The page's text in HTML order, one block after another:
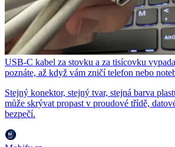
USB-C kabel za stovku a za tisícovku
poznáte, až když vám zničí telefon nebo
Stejný konektor, stejný tvar, stejná barva
může skrývat propast v proudové třídě,
bezpečí.